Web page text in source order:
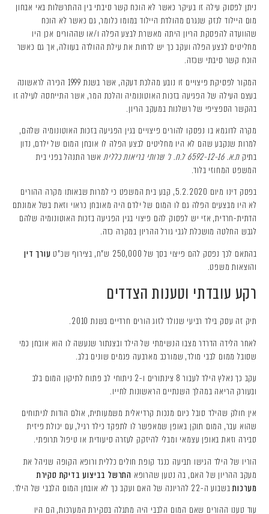
ניתן לפסוק עילה זו בעיקר כאשר לא הוכח קשר סיבתי בין ההתרשלות באי אבחון
מום היילוד לנזק שנגרם מהולדת היילוד במומו כלומר, גם כאשר לא הוכח
שהוועדה להפסקת הריון היתה מאשרת לבצע הפלה ו/או שההורים אכן היו
מחליטים לבצע הפלה ועקב כך יש לדחות את עילת ההולדה בעוולה, אך גם כאשר
הוכח קשר סיבתי שכזה.
המקור לפסיקת פיצויים זו נובע מהלכת דעקה, אשר בשנת 1999 הכירה לראשונה
בעצם העילה של הפגיעה בזכות האוטונומיה והלכת המר, אשר התייחסה לעילה זו
בהקשר הספציפי של רשלנות במעקב הריון.
מקרה לדוגמא בו נפסקו להורים פיצויים בגין הפגיעה בזכות האוטונומיה שלהם,
למרות שנקבע שהם לא היו מחליטים לבצע הפלה לו אובחן המום של ילדם, נדון
בתיק ת.א. 6592-12-16 ל.ח. נ' שרותי בריאות כללית
אשר התנהל בפני בית
המשפט המחוזי בלוד.
בפסק דינו מיום 5.2.2020, קבע בית המשפט כי למרות שבאותו מקרה ההורים
לא היו מבצעים הפלה גם לו המום של ילדם היה מאובחן כראוי וזאת בשל אמונתם
הדתית-חרדית, אזי יש לפסוק להם פיצוי בגין הפגיעה בזכות האוטונומיה שלהם
לגבש החלטה מושכלת לגבי גורל ההריון במקרה כזה.
בהתאם לכך נפסק להם פיצוי בסך של 250,000 ש"ח, בצירוף שכ"ט
עורך דין
והוצאות משפט.
רקע עובדתי וטענות הצדדים
תיק זה עסק בילד רביעי שנולד לזוג הורים חרדיים בשנת 2010.
לאחר הלידה הדרדר מצבו הנשימתי של הילד ובצנתור שנעשה לו הוא אובחן כמי
שסובל ממום לבבי מולד, שמורכב מארבעה פגמים שונים בלב.
עקב כך נאלץ הילד לעבור 8 צינתורים ו-2 ניתוחי לב פתוח לתיקון המום בלב
ובעורק הריאה במהלך השנתיים הראשונות לחייו.
אין חולק שהילד סובל כיום מנכות קרדיאלית משמעותית, אולם הודות לניתוחים
שהוא עבר, המום תוקן באופן שמאפשר לו לתפקד כילד רגיל, עם יכולת פיזית
סבירה וזאת באופן עצמאי ומבלי להיזקק לעזרה סיעודית או טיפול תרופתי.
הוריו של הילד הגישו תביעה כנגד קופת חולים כללית ורופא הקופה שניהל את
מעקב ההריון של האם, בה נטען שהרופא התרשל בביצוע בדיקת סקירת
מערכותבשבוע ה-22 להריונה של האם ועקב כך לא אובחן המום הלבבי של הילד.
עוד טענו ההורים שאם המום הלבבי היה מתגלה בסקירת המערכות, הם היו